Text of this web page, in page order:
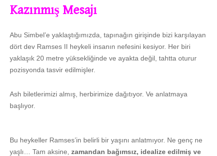
Kazınmış Mesajı
Abu Simbel’e yaklaştığımızda, tapınağın girişinde bizi karşılayan
dört dev Ramses II heykeli insanın nefesini kesiyor. Her biri
yaklaşık 20 metre yüksekliğinde ve ayakta değil, tahtta oturur
pozisyonda tasvir edilmişler.
Ash biletlerimizi almış, herbirimize dağıtıyor. Ve anlatmaya
başlıyor.
Bu heykeller Ramses’in belirli bir yaşını anlatmıyor. Ne genç ne
yaşlı… Tam aksine, zamandan bağımsız, idealize edilmiş ve